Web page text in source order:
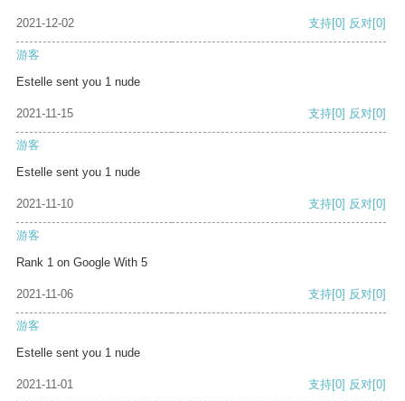
2021-12-02 支持[0] 反对[0]
游客
Estelle sent you 1 nude
2021-11-15 支持[0] 反对[0]
游客
Estelle sent you 1 nude
2021-11-10 支持[0] 反对[0]
游客
Rank 1 on Google With 5
2021-11-06 支持[0] 反对[0]
游客
Estelle sent you 1 nude
2021-11-01 支持[0] 反对[0]